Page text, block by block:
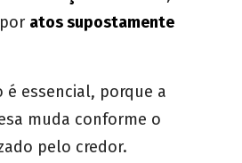
atos supostamente
é essencial, porque a
muda conforme o
pelo credor.